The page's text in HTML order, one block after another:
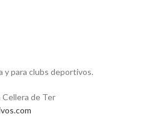
y para clubs deportivos.
Cellera de Ter